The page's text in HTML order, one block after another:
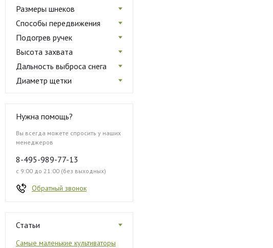
Размеры шнеков
Способы передвижения
Подогрев ручек
Высота захвата
Дальность выброса снега
Диаметр щетки
Нужна помощь?
Вы всегда можете спросить у наших
менеджеров
8-495-989-77-13
с 9:00 до 21:00 (без выходных)
Обратный звонок
Статьи
Самые маленькие культиваторы